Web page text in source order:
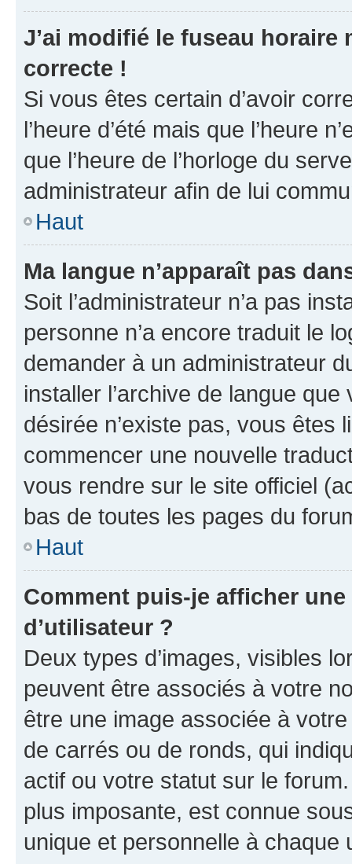
J’ai modifié le fuseau horaire
correcte !
Si vous êtes certain d’avoir
l’heure d’été mais que l’heure
que l’heure de l’horloge du
administrateur afin de lui
Haut
Ma langue n’apparaît pas
Soit l’administrateur n’a pas
personne n’a encore traduit le
demander à un administrateur
installer l’archive de langue
désirée n’existe pas, vous êtes
commencer une nouvelle
vous rendre sur le site officiel
bas de toutes les pages du
Haut
Comment puis-je afficher
d’utilisateur ?
Deux types d’images, visibles
peuvent être associés à votre
être une image associée à
de carrés ou de ronds, qui
actif ou votre statut sur le
plus imposante, est connue
unique et personnelle à chaque